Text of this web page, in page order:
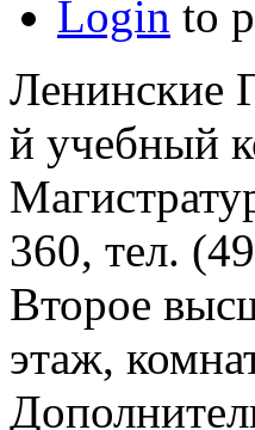
Login to
й учебный
360, тел.
Второе
этаж,